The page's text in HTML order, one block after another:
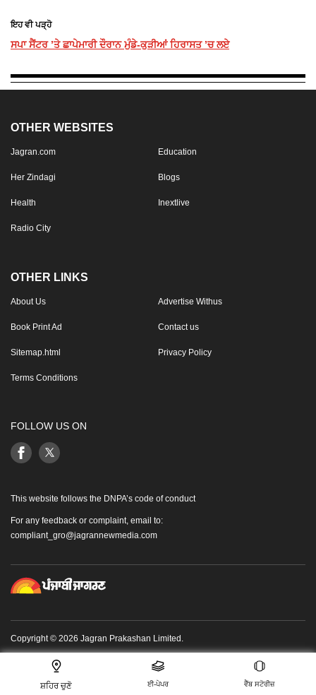
ਸ਼ਹਿਰ ਚੁਣੋ ਈ-ਪੇਪਰ ਵੈੱਬ ਸਟੋਰੀਜ਼
ਇਹ ਵੀ ਪੜ੍ਹੋ
ਸਪਾ ਸੈਂਟਰ ’ਤੇ ਛਾਪੇਮਾਰੀ ਦੌਰਾਨ ਮੁੰਡੇ-ਕੁੜੀਆਂ ਹਿਰਾਸਤ ’ਚ ਲਏ
OTHER WEBSITES
Jagran.com Education
Her Zindagi Blogs
Health Inextlive
Radio City
OTHER LINKS
About Us Advertise Withus
Book Print Ad Contact us
Sitemap.html Privacy Policy
Terms Conditions
FOLLOW US ON
This website follows the DNPA’s code of conduct
For any feedback or complaint, email to:
compliant_gro@jagrannewmedia.com
Copyright © 2026 Jagran Prakashan Limited.